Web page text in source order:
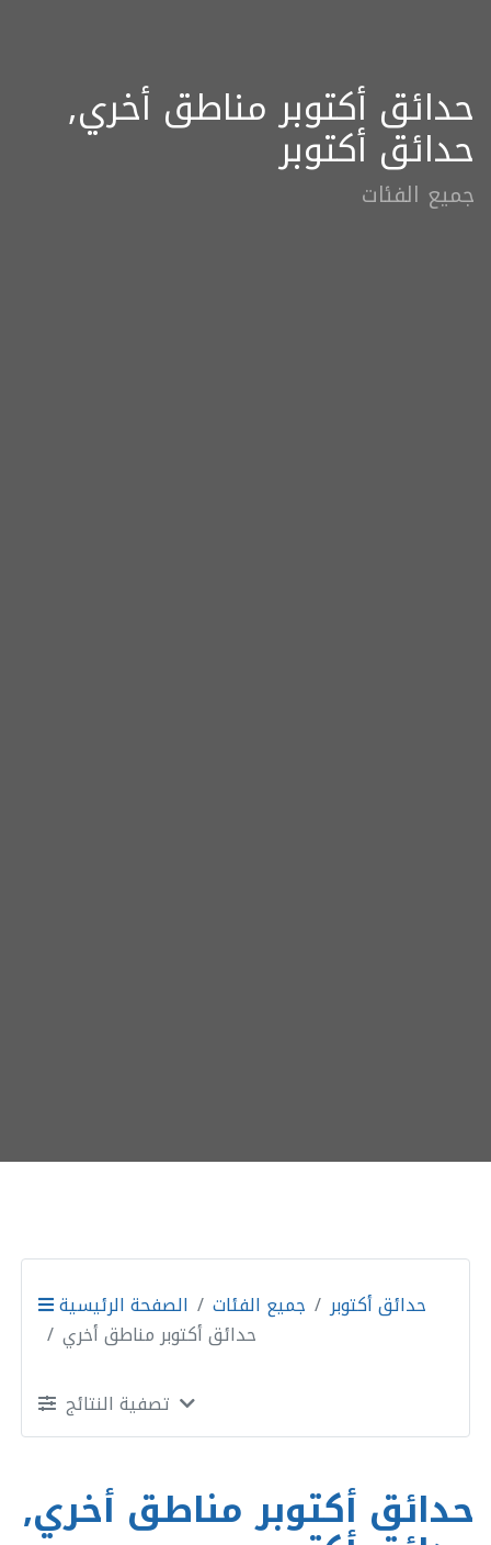
حدائق أكتوبر مناطق أخري,
حدائق أكتوبر
جميع الفئات
الصفحة الرئيسية جميع الفئات
حدائق أكتوبر
حدائق أكتوبر مناطق أخري
حدائق أكتوبر مناطق أخري,